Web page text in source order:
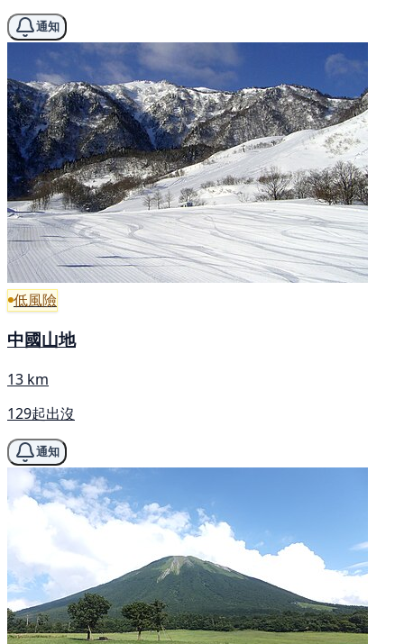
通知
低風險
中國山地
13 km
129起出沒
通知